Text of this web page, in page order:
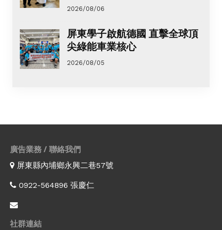
2026/08/06
屏東學子啟航德國 直擊全球頂
尖綠能車業核心
2026/08/05
廣告業務 / 聯絡我們
屏東縣內埔鄉永興二巷57號
0922-564896 張慶仁
社群連結